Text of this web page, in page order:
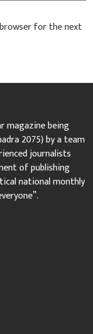
for the next
magazine being
2075) by a team
journalists
of publishing
national monthly